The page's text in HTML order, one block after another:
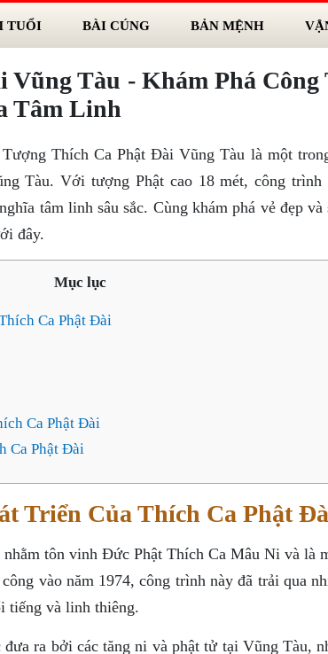
TUỔI BÀI CÚNG BẢN MỆNH
Tàu - Khám Phá
Tâm Linh
Thích Ca Phật Đài Vũng Tàu là một
Tàu. Với tượng Phật cao 18 mét, công trình
tâm linh sâu sắc. Cùng khám phá vẻ đẹp
đây.
Mục lục
Ca Phật Đài
Ca Phật Đài
Ca Phật Đài
Triển Của Thích Ca Phật
tôn vinh Đức Phật Thích Ca Mâu Ni và là
vào năm 1974, công trình này đã trải qua
tiếng và linh thiêng.
ra bởi các tăng ni và phật tử tại Vũng Tàu,